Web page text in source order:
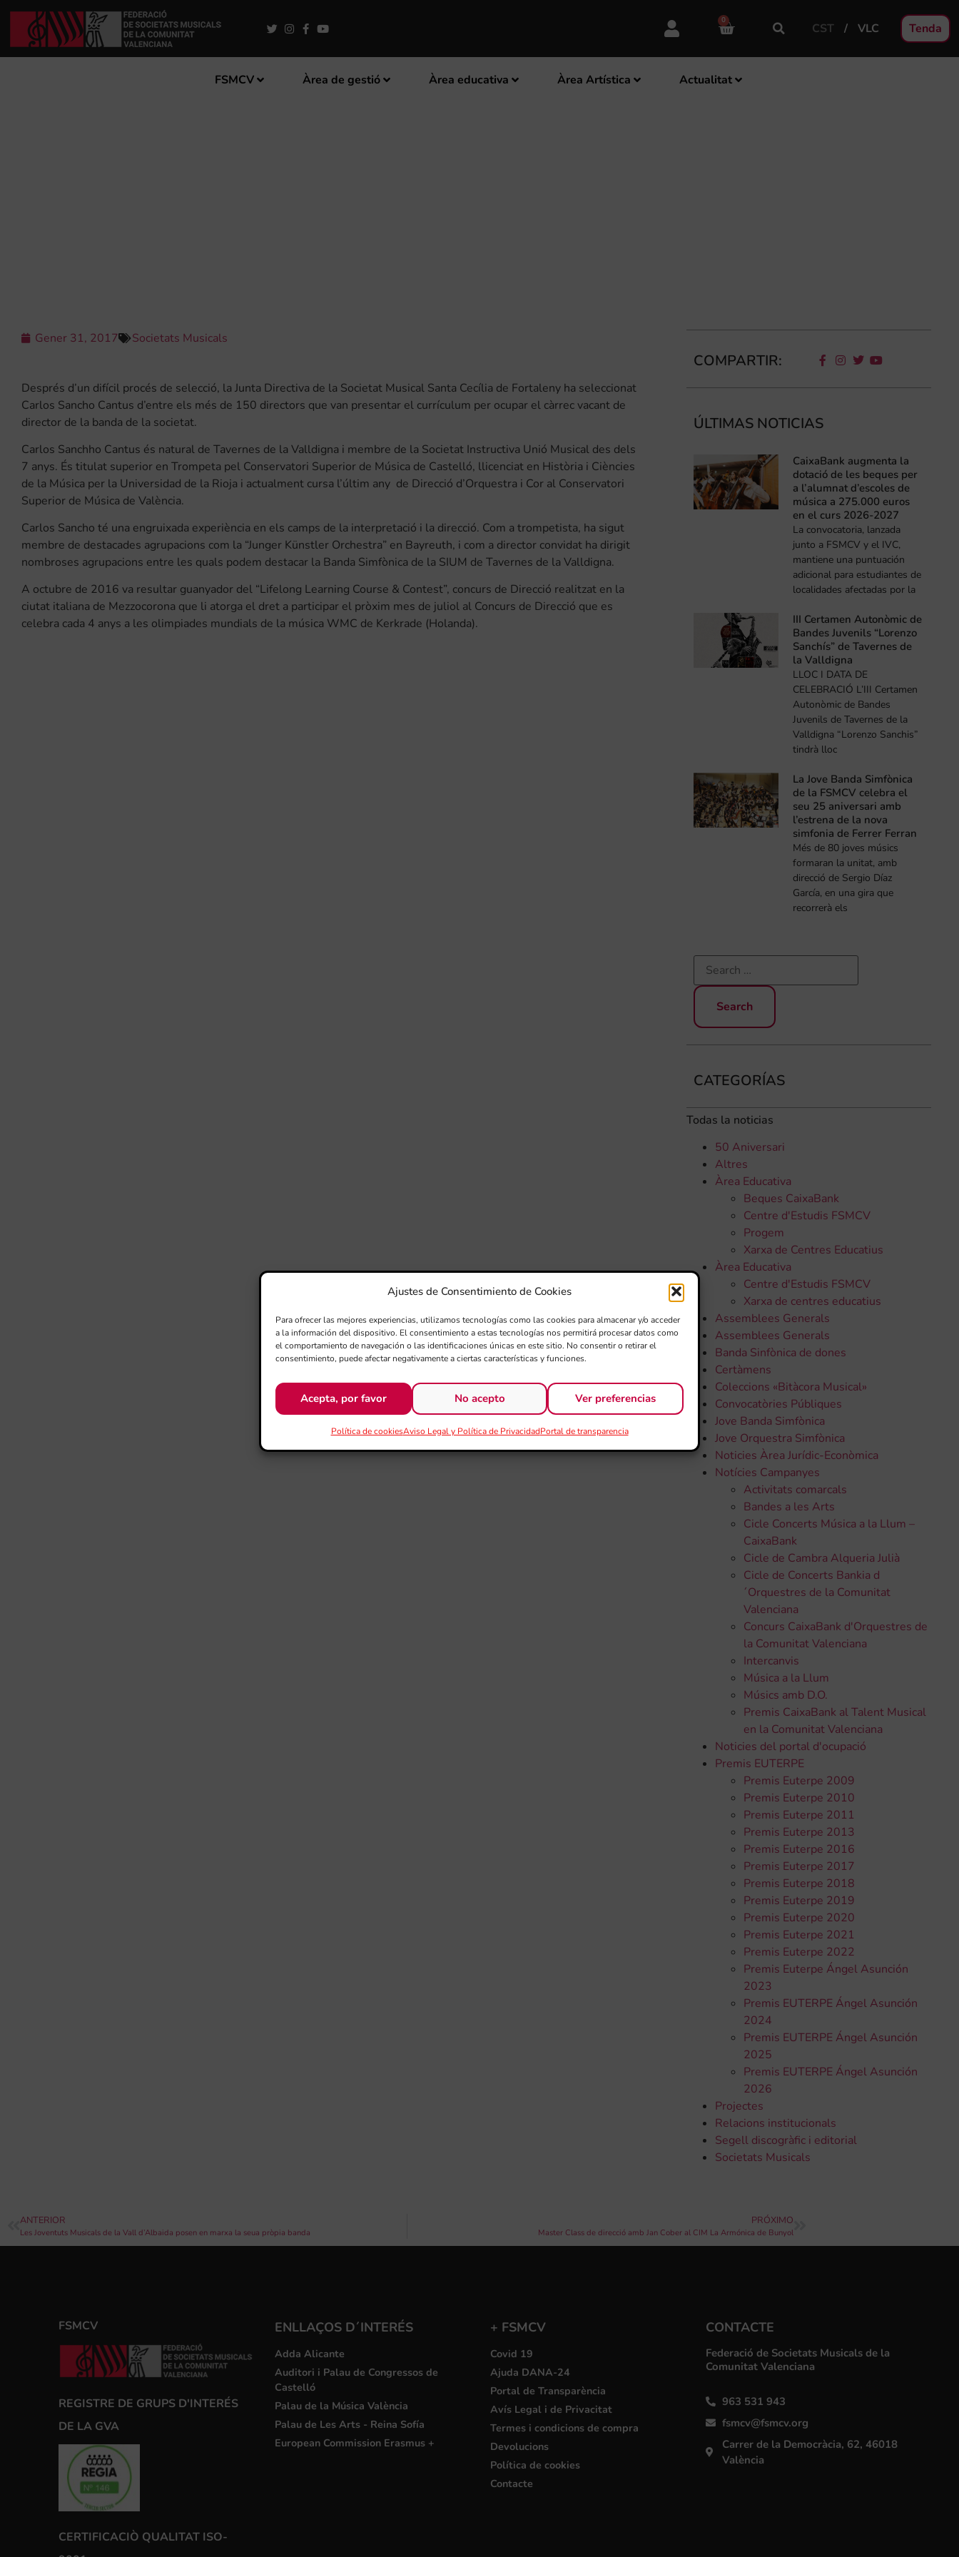
Ajustes de Consentimiento de Cookies
Para ofrecer las mejores experiencias, utilizamos tecnologías como las cookies para almacenar y/o acceder
a la información del dispositivo. El consentimiento a estas tecnologías nos permitirá procesar datos como
el comportamiento de navegación o las identificaciones únicas en este sitio. No consentir o retirar el
consentimiento, puede afectar negativamente a ciertas características y funciones.
Acepta, por favor No acepto Ver preferencias
Política de cookiesAviso Legal y Política de PrivacidadPortal de transparencia
0
CST VLC Tenda
FSMCV Àrea de gestió Àrea educativa Àrea Artística Actualitat
Gener 31, 2017 Societats Musicals
Després d’un difícil procés de selecció, la Junta Directiva de la Societat Musical Santa Cecília de Fortaleny ha seleccionat
Carlos Sancho Cantus d’entre els més de 150 directors que van presentar el currículum per ocupar el càrrec vacant de
director de la banda de la societat.
Carlos Sanchho Cantus és natural de Tavernes de la Valldigna i membre de la Societat Instructiva Unió Musical des dels
7 anys. És titulat superior en Trompeta pel Conservatori Superior de Música de Castelló, llicenciat en Història i Ciències
de la Música per la Universidad de la Rioja i actualment cursa l’últim any de Direcció d’Orquestra i Cor al Conservatori
Superior de Música de València.
Carlos Sancho té una engruixada experiència en els camps de la interpretació i la direcció. Com a trompetista, ha sigut
membre de destacades agrupacions com la “Junger Künstler Orchestra” en Bayreuth, i com a director convidat ha dirigit
nombroses agrupacions entre les quals podem destacar la Banda Simfònica de la SIUM de Tavernes de la Valldigna.
A octubre de 2016 va resultar guanyador del “Lifelong Learning Course & Contest”, concurs de Direcció realitzat en la
ciutat italiana de Mezzocorona que li atorga el dret a participar el pròxim mes de juliol al Concurs de Direcció que es
celebra cada 4 anys a les olimpiades mundials de la música WMC de Kerkrade (Holanda).
COMPARTIR:
ÚLTIMAS NOTICIAS
CaixaBank augmenta la
dotació de les beques per
a l’alumnat d’escoles de
música a 275.000 euros
en el curs 2026-2027
La convocatoria, lanzada
junto a FSMCV y el IVC,
mantiene una puntuación
adicional para estudiantes de
localidades afectadas por la
III Certamen Autonòmic de
Bandes Juvenils “Lorenzo
Sanchís” de Tavernes de
la Valldigna
LLOC I DATA DE
CELEBRACIÓ L’III Certamen
Autonòmic de Bandes
Juvenils de Tavernes de la
Valldigna “Lorenzo Sanchis”
tindrà lloc
La Jove Banda Simfònica
de la FSMCV celebra el
seu 25 aniversari amb
l’estrena de la nova
simfonia de Ferrer Ferran
Més de 80 joves músics
formaran la unitat, amb
direcció de Sergio Díaz
García, en una gira que
recorrerà els
CATEGORÍAS
Todas la noticias
50 Aniversari
Altres
Àrea Educativa
Beques CaixaBank
Centre d'Estudis FSMCV
Progem
Xarxa de Centres Educatius
Àrea Educativa
Centre d'Estudis FSMCV
Xarxa de centres educatius
Assemblees Generals
Assemblees Generals
Banda Sinfònica de dones
Certàmens
Coleccions «Bitàcora Musical»
Convocatòries Públiques
Jove Banda Simfònica
Jove Orquestra Simfònica
Noticies Àrea Jurídic-Econòmica
Notícies Campanyes
Activitats comarcals
Bandes a les Arts
Cicle Concerts Música a la Llum –
CaixaBank
Cicle de Cambra Alqueria Julià
Cicle de Concerts Bankia d
´Orquestres de la Comunitat
Valenciana
Concurs CaixaBank d'Orquestres de
la Comunitat Valenciana
Intercanvis
Música a la Llum
Músics amb D.O.
Premis CaixaBank al Talent Musical
en la Comunitat Valenciana
Noticies del portal d'ocupació
Premis EUTERPE
Premis Euterpe 2009
Premis Euterpe 2010
Premis Euterpe 2011
Premis Euterpe 2013
Premis Euterpe 2016
Premis Euterpe 2017
Premis Euterpe 2018
Premis Euterpe 2019
Premis Euterpe 2020
Premis Euterpe 2021
Premis Euterpe 2022
Premis Euterpe Ángel Asunción
2023
Premis EUTERPE Ángel Asunción
2024
Premis EUTERPE Ángel Asunción
2025
Premis EUTERPE Ángel Asunción
2026
Projectes
Relacions institucionals
Segell discogràfic i editorial
Societats Musicals
ANTERIOR
Les Joventuts Musicals de la Vall d’Albaida posen en marxa la seua pròpia banda
PRÓXIMO
Master Class de direcció amb Jan Cober al CIM La Armónica de Bunyol
FSMCV
REGISTRE DE GRUPS D'INTERÉS
DE LA GVA
CERTIFICACIÒ QUALITAT ISO-
ENLLAÇOS D´INTERÉS
Adda Alicante
Auditori i Palau de Congressos de
Castelló
Palau de la Música València
Palau de Les Arts - Reina Sofía
European Commission Erasmus +
+ FSMCV
Covid 19
Ajuda DANA-24
Portal de Transparència
Avís Legal i de Privacitat
Termes i condicions de compra
Devolucions
Política de cookies
Contacte
CONTACTE
Federació de Societats Musicals de la
Comunitat Valenciana
963 531 943
fsmcv@fsmcv.org
Carrer de la Democràcia, 62, 46018
València